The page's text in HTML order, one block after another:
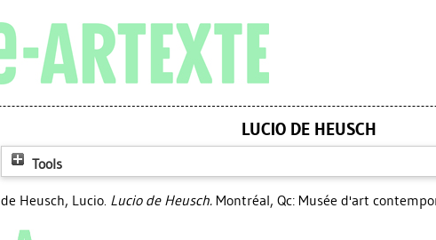
LUCIO DE HEUSCH
Tools
de Heusch, Lucio. Lucio de Heusch. Montréal, Qc: Musée d'art